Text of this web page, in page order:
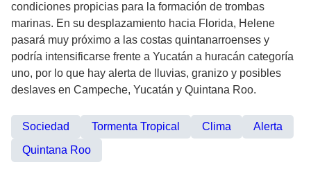
condiciones propicias para la formación de trombas
marinas. En su desplazamiento hacia Florida, Helene
pasará muy próximo a las costas quintanarroenses y
podría intensificarse frente a Yucatán a huracán categoría
uno, por lo que hay alerta de lluvias, granizo y posibles
deslaves en Campeche, Yucatán y Quintana Roo.
Sociedad Tormenta Tropical Clima
Alerta
Quintana Roo